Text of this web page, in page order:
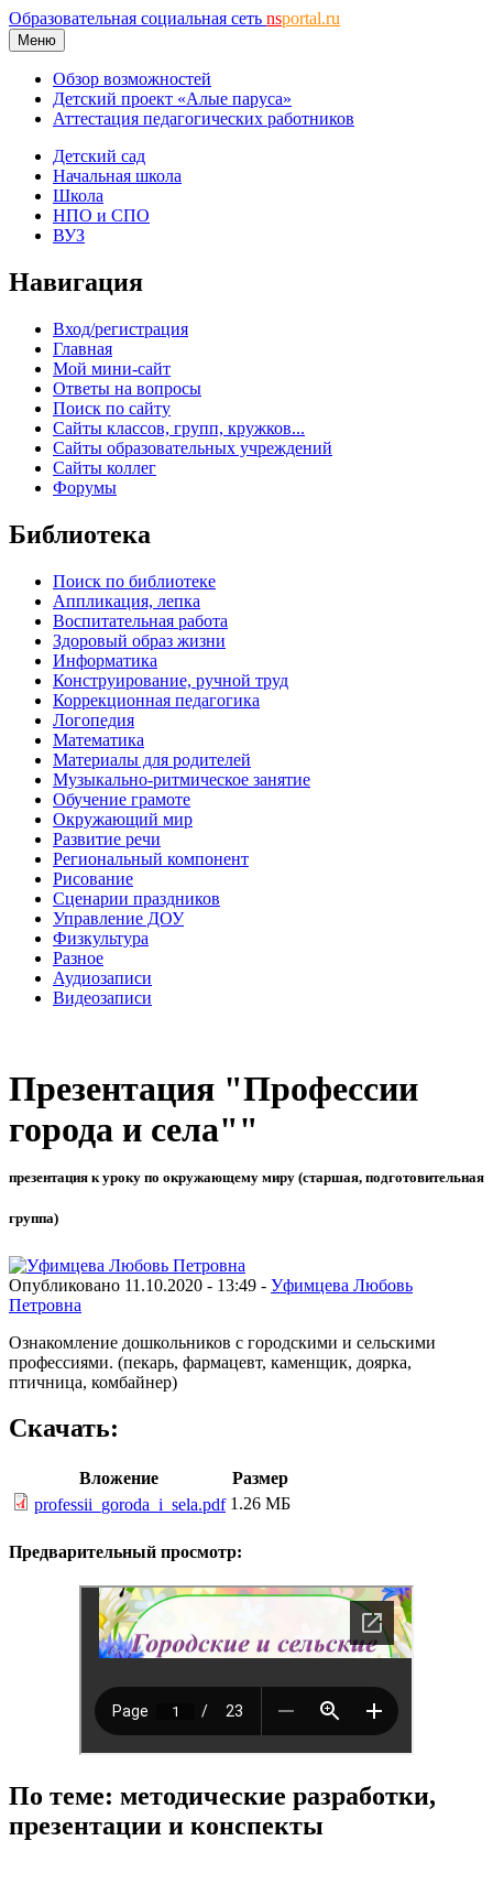
Образовательная социальная сеть nsportal.ru
Меню
Обзор возможностей
Детский проект «Алые паруса»
Аттестация педагогических работников
Детский сад
Начальная школа
Школа
НПО и СПО
ВУЗ
Навигация
Вход/регистрация
Главная
Мой мини-сайт
Ответы на вопросы
Поиск по сайту
Сайты классов, групп, кружков...
Сайты образовательных учреждений
Сайты коллег
Форумы
Библиотека
Поиск по библиотеке
Аппликация, лепка
Воспитательная работа
Здоровый образ жизни
Информатика
Конструирование, ручной труд
Коррекционная педагогика
Логопедия
Математика
Материалы для родителей
Музыкально-ритмическое занятие
Обучение грамоте
Окружающий мир
Развитие речи
Региональный компонент
Рисование
Сценарии праздников
Управление ДОУ
Физкультура
Разное
Аудиозаписи
Видеозаписи
Презентация "Профессии
города и села""
презентация к уроку по окружающему миру (старшая, подготовительная
группа)
Опубликовано 11.10.2020 - 13:49 - Уфимцева Любовь
Петровна
Ознакомление дошкольников с городскими и сельскими
профессиями. (пекарь, фармацевт, каменщик, доярка,
птичница, комбайнер)
Скачать:
Вложение
Размер
professii_goroda_i_sela.pdf 1.26 МБ
Предварительный просмотр:
По теме: методические разработки,
презентации и конспекты